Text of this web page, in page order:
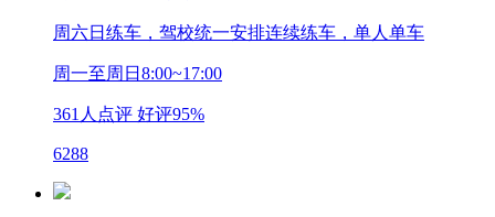
周六日练车，驾校统一安排连续练车，单人单车
周一至周日8:00~17:00
361 人点评 好评95%
6288